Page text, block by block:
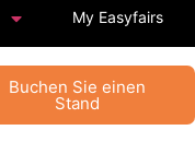
My Easyfairs
Buchen Sie einen
Stand